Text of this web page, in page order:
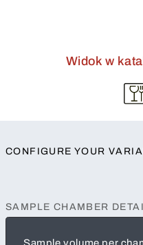
Widok w
CONFIGURE YOUR
SAMPLE CHAMBER
Sample volume per